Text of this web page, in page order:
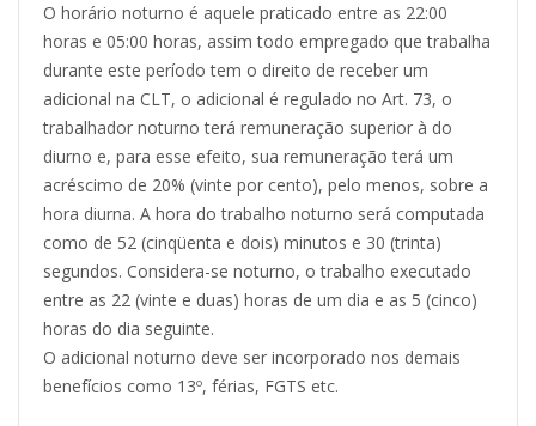
O horário noturno é aquele praticado entre as 22:00
horas e 05:00 horas, assim todo empregado que trabalha
durante este período tem o direito de receber um
adicional na CLT, o adicional é regulado no Art. 73, o
trabalhador noturno terá remuneração superior à do
diurno e, para esse efeito, sua remuneração terá um
acréscimo de 20% (vinte por cento), pelo menos, sobre a
hora diurna. A hora do trabalho noturno será computada
como de 52 (cinqüenta e dois) minutos e 30 (trinta)
segundos. Considera-se noturno, o trabalho executado
entre as 22 (vinte e duas) horas de um dia e as 5 (cinco)
horas do dia seguinte.
O adicional noturno deve ser incorporado nos demais
benefícios como 13º, férias, FGTS etc.